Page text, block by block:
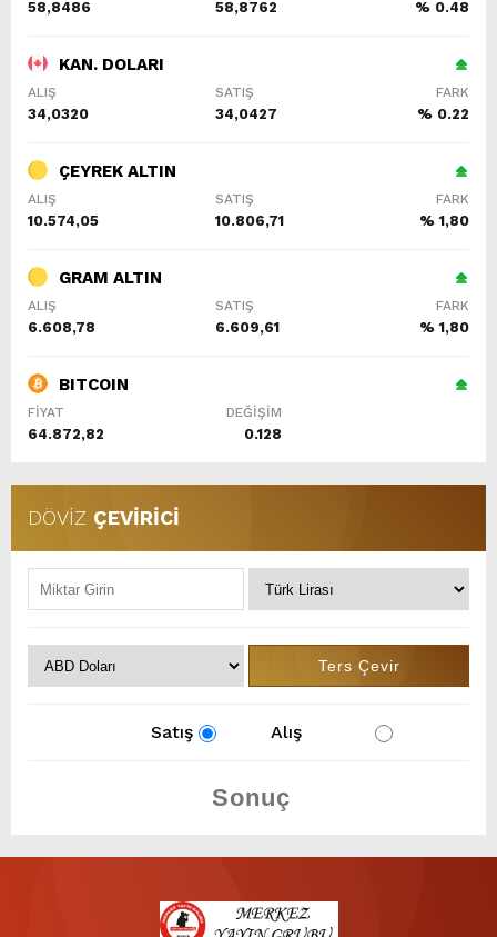
58,8486 58,8762 % 0.48
KAN. DOLARI
ALIŞ SATIŞ FARK
34,0320 34,0427 % 0.22
ÇEYREK ALTIN
ALIŞ SATIŞ FARK
10.574,05 10.806,71 % 1,80
GRAM ALTIN
ALIŞ SATIŞ FARK
6.608,78 6.609,61 % 1,80
BITCOIN
FİYAT DEĞİŞİM
64.872,82 0.128
DÖVİZ ÇEVİRİCİ
Satış Alış